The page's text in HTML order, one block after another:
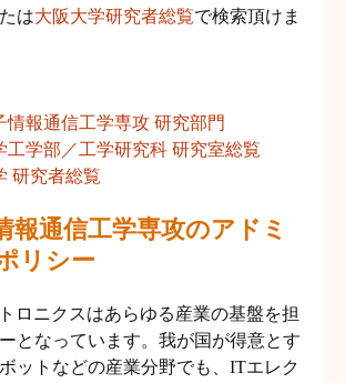
は大阪大学研究者総覧で検索頂けま
情報通信工学専攻 研究部門
工学部／工学研究科 研究室総覧
研究者総覧
報通信工学専攻のアドミ
リシー
ロニクスはあらゆる産業の基盤を担
となっています。我が国が得意とす
ットなどの産業分野でも、ITエレク